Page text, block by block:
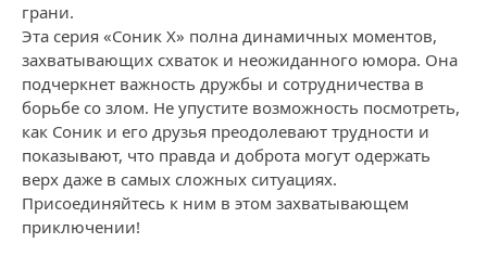
грани.
Эта серия «Соник X» полна динамичных моментов,
захватывающих схваток и неожиданного юмора. Она
подчеркнет важность дружбы и сотрудничества в
борьбе со злом. Не упустите возможность посмотреть,
как Соник и его друзья преодолевают трудности и
показывают, что правда и доброта могут одержать
верх даже в самых сложных ситуациях.
Присоединяйтесь к ним в этом захватывающем
приключении!